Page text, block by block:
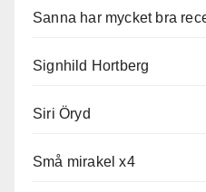
Sanna har mycket bra
Signhild Hortberg
Siri Öryd
Små mirakel x4